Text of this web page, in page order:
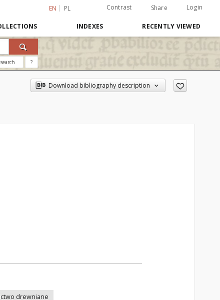
EN PL Contrast Share Login
INDEXES RECENTLY VIEWED
?
Download bibliography description
drewniane